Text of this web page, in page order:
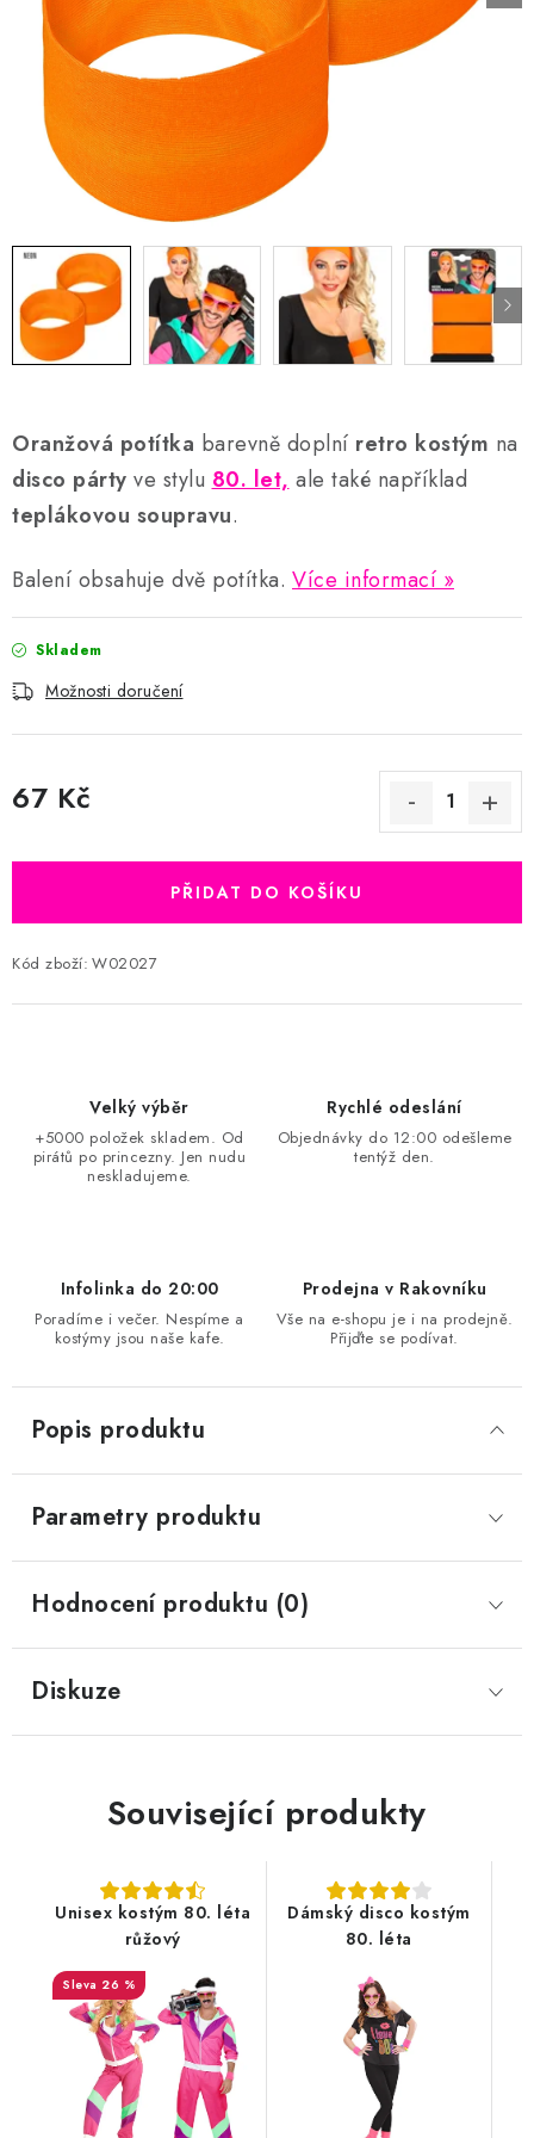
Náš příběh Nejčastější otázky a odpovědi Kontakty
Doprava a poštovné
Vrácení a reklamace
Obchodní podmínky
Podmínky ochrany osobních údajů
Oranžová potítka barevně doplní retro kostým na
disco párty ve stylu 80. let, ale také například
teplákovou soupravu.
Balení obsahuje dvě potítka. Více informací
Skladem
Možnosti doručení
67 Kč
PŘIDAT DO KOŠÍKU
Kód zboží: W02027
Velký výběr
+5000 položek skladem. Od
pirátů po princezny. Jen nudu
neskladujeme.
Rychlé odeslání
Objednávky do 12:00 odešleme
tentýž den.
Infolinka do 20:00
Poradíme i večer. Nespíme a
kostýmy jsou naše kafe.
Prodejna v Rakovníku
Vše na e-shopu je i na prodejně.
Přijďte se podívat.
Popis produktu
Parametry produktu
Hodnocení produktu (0)
Diskuze
Související produkty
Unisex kostým 80. léta
růžový
26 %
Dámský disco kostým
80. léta